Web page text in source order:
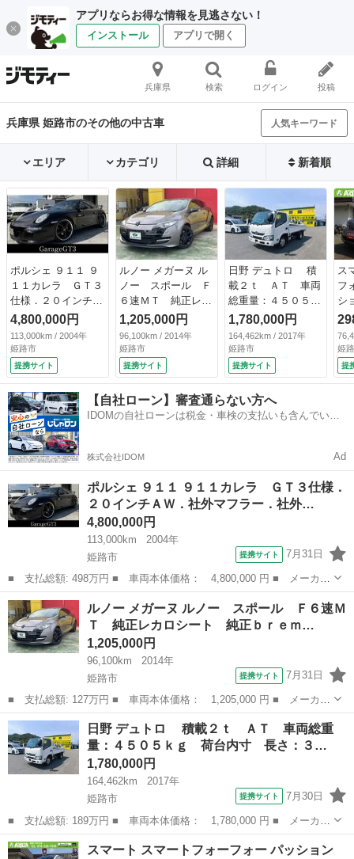
アプリならお得な情報を見逃さない！
インストール アプリで開く
兵庫県 検索 ログイン 投稿
兵庫県 姫路市のその他の中古車 人気キーワード
エリア カテゴリ 詳細 新着順
ポルシェ ９１１ ９
１１カレラ ＧＴ３
仕様．２０インチＡ
Ｗ．社外マフラー．
社外車高調．サンル
ーフ．社外ナビ．Ｋ
＆Ｎエアクリ．バッ
クカメラ．ＥＴＣ．
カーボンステアリン
グ．シートヒーター
（検9.7）
4,800,000円
113,000km / 2004年
姫路市
提携サイト
ルノー メガーヌ ル
ノー スポール Ｆ
６速ＭＴ 純正レカ
ロシート 純正ｂｒ
ｅｍｂｏ ＥＴＣ
純正１８インチマッ
トブラックアルミホ
イール （検9.7）
1,205,000円
96,100km / 2014年
姫路市
提携サイト
日野 デュトロ 積
載２ｔ ＡＴ 車両
総重量：４５０５ｋ
ｇ 荷台内寸 長
さ：３１０ｃｍ
幅：１６０ｃｍ 高
さ：３８ｃｍ ＮＡ
ＶＩ・ ＥＴＣ デ
ィーゼル エアコ
ン パワーステアリ
ング 助手席電動格
1,780,000円
164,462km / 2017年
姫路市
提携サイト
ス
フ
シ
グ
ブ
Ｔ
ｏ
ー
ス
姫
提
【自社ローン】審査通らない方へ
IDOMの自社ローンは税金・車検の支払いも含んでいる
株式会社IDOM Ad
ポルシェ ９１１ ９１１カレラ ＧＴ３仕様．
２０インチＡＷ．社外マフラー．社外…
4,800,000円
113,000km
2004年
姫路市
提携サイト 7月31日
■ 支払総額: 498万円 ■ 車両本体価格： 4,800,000 円 ■ メーカー
名： ポルシェ ■ 車種名： ９１１ ■ グレード名： ９１１カレ
ラ ＧＴ３仕様．２０インチＡＷ．社外マフラー．社外車高調．サン
ルーフ．社...
兵庫 姫路市
ルノー メガーヌ ルノー スポール Ｆ６速Ｍ
Ｔ 純正レカロシート 純正ｂｒｅｍ…
1,205,000円
96,100km
2014年
姫路市
提携サイト 7月31日
■ 支払総額: 127万円 ■ 車両本体価格： 1,205,000 円 ■ メーカー
名： ルノー ■ 車種名： メガーヌ ■ グレード名： ルノー ス
ポール Ｆ６速ＭＴ 純正レカロシート 純正ｂｒｅｍｂｏ ＥＴ
Ｃ 純正１８...
兵庫 姫路市 その他
日野 デュトロ 積載２ｔ ＡＴ 車両総重
量：４５０５ｋｇ 荷台内寸 長さ：３…
1,780,000円
164,462km
2017年
姫路市
提携サイト 7月30日
■ 支払総額: 189万円 ■ 車両本体価格： 1,780,000 円 ■ メーカー
名： 日野 ■ 車種名： デュトロ ■ グレード名： 積載２ｔ
ＡＴ 車両総重量：４５０５ｋｇ 荷台内寸 長さ：３１０ｃｍ
兵庫 姫路市 その他
スマート スマートフォーフォー パッション